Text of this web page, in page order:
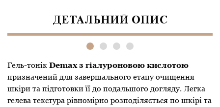
ДЕТАЛЬНИЙ ОПИС
Гель-тонік Demax з гіалуроновою кислотою
призначений для завершального етапу очищення
шкіри та підготовки її до подальшого догляду. Легка
гелева текстура рівномірно розподіляється по шкірі та